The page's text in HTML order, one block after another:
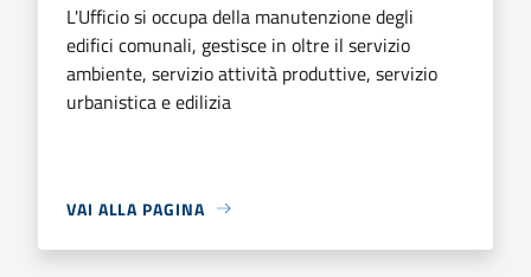
L'Ufficio si occupa della manutenzione degli
edifici comunali, gestisce in oltre il servizio
ambiente, servizio attività produttive, servizio
urbanistica e edilizia
VAI ALLA PAGINA